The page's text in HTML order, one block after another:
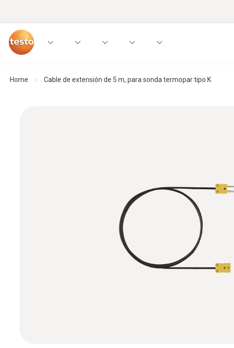
Home Cable de extensión de 5 m, para sonda termopar tipo K